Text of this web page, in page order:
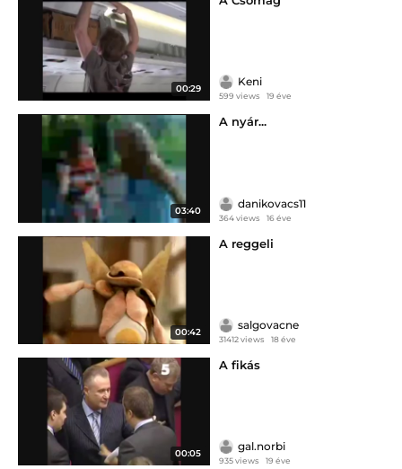
00:29
Keni
599 views 19 éve
03:40
A nyár...
danikovacs11
364 views 16 éve
00:42
A reggeli
salgovacne
31412 views 18 éve
00:05
A fikás
gal.norbi
935 views 19 éve